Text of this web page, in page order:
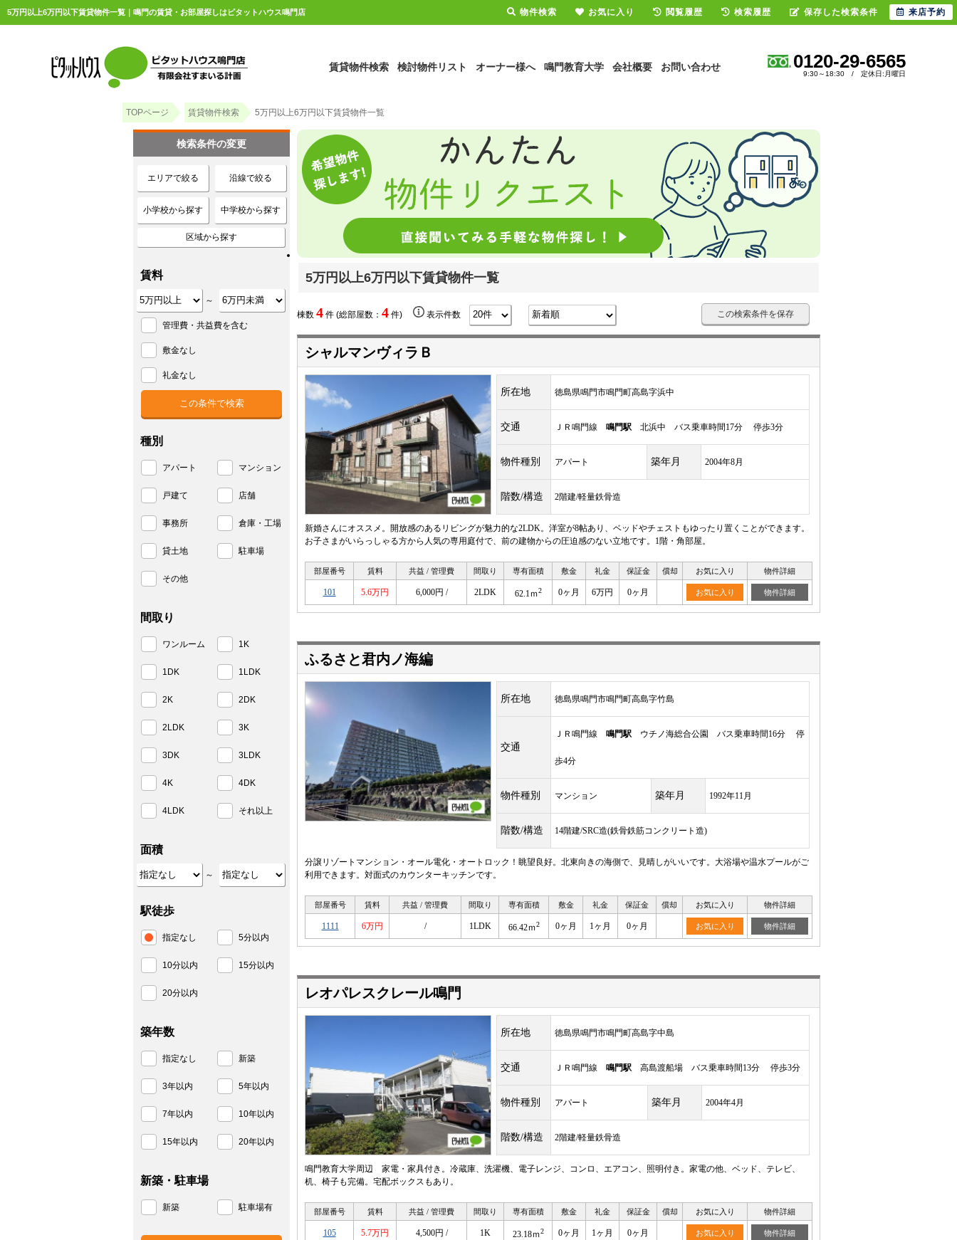
5万円以上6万円以下賃貸物件一覧｜鳴門の賃貸・お部屋探しはピタットハウス鳴門店
賃貸物件検索 検討物件リスト オーナー様へ 鳴門教育大学 会社概要 お問い合わせ 0120-29-6565
9:30～18:30 / 定休日:月曜日
TOPページ 賃貸物件検索 5万円以上6万円以下賃貸物件一覧
5万円以上6万円以下賃貸物件一覧
棟数 4 件 (総部屋数： 4 件) 表示件数 この検索条件を保存
シャルマンヴィラＢ
所在地 徳島県鳴門市鳴門町高島字浜中
交通 ＪＲ鳴門線 鳴門駅 北浜中 バス乗車時間17分 停歩3分
物件種別 アパート 築年月 2004年8月
階数/構造 2階建/軽量鉄骨造
新婚さんにオススメ。開放感のあるリビングが魅力的な2LDK。洋室が8帖あり、ベッドやチェストもゆったり置くことができます。
お子さまがいらっしゃる方から人気の専用庭付で、前の建物からの圧迫感のない立地です。1階・角部屋。
部屋番号 賃料 共益 / 管理費 間取り 専有面積 敷金 礼金 保証金 償却 お気に入り 物件詳細
101 5.6万円 6,000円 / 2LDK 62.1ｍ2 0ヶ月 6万円 0ヶ月 お気に入り 物件詳細
ふるさと君内ノ海編
所在地 徳島県鳴門市鳴門町高島字竹島
交通
ＪＲ鳴門線 鳴門駅 ウチノ海総合公園 バス乗車時間16分 停
歩4分
物件種別 マンション 築年月 1992年11月
階数/構造 14階建/SRC造(鉄骨鉄筋コンクリート造)
分譲リゾートマンション・オール電化・オートロック！眺望良好。北東向きの海側で、見晴しがいいです。大浴場や温水プールがご
利用できます。対面式のカウンターキッチンです。
部屋番号 賃料 共益 / 管理費 間取り 専有面積 敷金 礼金 保証金 償却 お気に入り 物件詳細
1111 6万円 / 1LDK 66.42ｍ2 0ヶ月 1ヶ月 0ヶ月 お気に入り 物件詳細
レオパレスクレール鳴門
所在地 徳島県鳴門市鳴門町高島字中島
交通 ＪＲ鳴門線 鳴門駅 高島渡船場 バス乗車時間13分 停歩3分
物件種別 アパート 築年月 2004年4月
階数/構造 2階建/軽量鉄骨造
鳴門教育大学周辺 家電・家具付き。冷蔵庫、洗濯機、電子レンジ、コンロ、エアコン、照明付き。家電の他、ベッド、テレビ、
机、椅子も完備。宅配ボックスもあり。
部屋番号 賃料 共益 / 管理費 間取り 専有面積 敷金 礼金 保証金 償却 お気に入り 物件詳細
105 5.7万円 4,500円 / 1K 23.18ｍ2 0ヶ月 1ヶ月 0ヶ月 お気に入り 物件詳細
検索条件の変更
エリアで絞る 沿線で絞る
小学校から探す 中学校から探す
区域から探す
賃料
～
管理費・共益費を含む
敷金なし
礼金なし
種別
アパート マンション
戸建て 店舗
事務所 倉庫・工場
貸土地 駐車場
その他
間取り
ワンルーム 1K
1DK 1LDK
2K 2DK
2LDK 3K
3DK 3LDK
4K 4DK
4LDK それ以上
面積
～
駅徒歩
指定なし 5分以内
10分以内 15分以内
20分以内
築年数
指定なし 新築
3年以内 5年以内
7年以内 10年以内
15年以内 20年以内
新築・駐車場
新築 駐車場有
物件検索 お気に入り 閲覧履歴 検索履歴 保存した検索条件 来店予約